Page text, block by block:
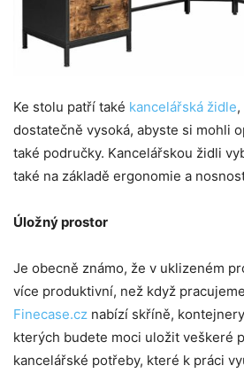
Ke stolu patří také kancelářská židle
dostatečně vysoká, abyste si mohli
také područky. Kancelářskou židli
také na základě ergonomie a
Úložný prostor
Je obecně známo, že v uklizeném
více produktivní, než když
Finecase.cz nabízí skříně,
kterých budete moci uložit veškeré
kancelářské potřeby, které k práci